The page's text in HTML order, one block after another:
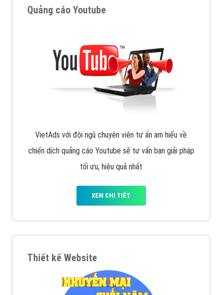
Quảng cáo Youtube
VietAds với đội ngũ chuyên viên tư ấn am hiểu về
chiến dịch quảng cáo Youtube sẽ tư vấn bạn giải pháp
tối ưu, hiệu quả nhất
XEM CHI TIẾT
Thiết kế Website